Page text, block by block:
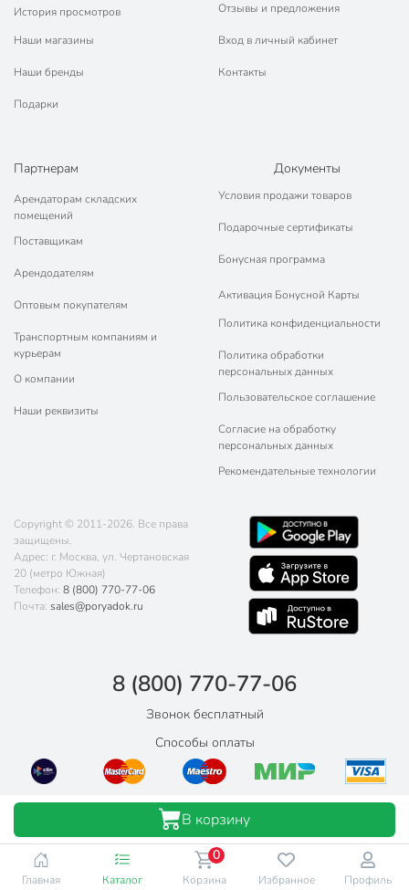
История просмотров
Наши магазины
Наши бренды
Подарки
Отзывы и предложения
Вход в личный кабинет
Контакты
Партнерам
Арендаторам складских
помещений
Поставщикам
Арендодателям
Оптовым покупателям
Транспортным компаниям и
курьерам
О компании
Наши реквизиты
Документы
Условия продажи товаров
Подарочные сертификаты
Бонусная программа
Активация Бонусной Карты
Политика конфиденциальности
Политика обработки
персональных данных
Пользовательское соглашение
Согласие на обработку
персональных данных
Рекомендательные технологии
Copyright © 2011-2026. Все права
защищены.
Адрес: г. Москва, ул. Чертановская
20 (метро Южная)
Телефон: 8 (800) 770-77-06
Почта: sales@poryadok.ru
8 (800) 770-77-06
Звонок бесплатный
Способы оплаты
Главная Каталог Корзина
0
Избранное Профиль
В корзину